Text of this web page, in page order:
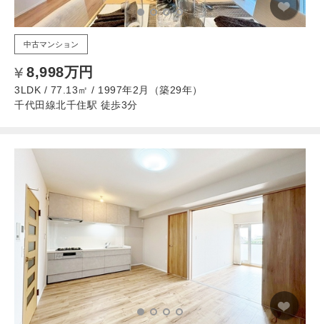
中古マンション
8,998万円
3LDK / 77.13㎡ / 1997年2月（築29年）
千代田線北千住駅 徒歩3分